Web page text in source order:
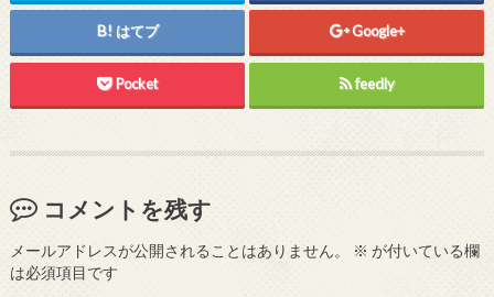
はてブ Google+
Pocket feedly
コメントを残す
メールアドレスが公開されることはありません。 ※ が付いている欄
は必須項目です